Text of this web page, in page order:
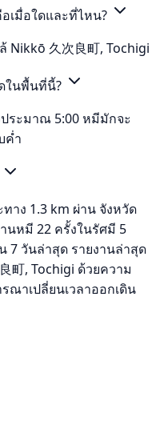
เมื่อใดและที่ไหน?
Nikkō 久次良町, Tochigi
ในพื้นที่นี้?
ระมาณ 5:00 หมีมักจะ
ค่ำ
าง 1.3 km ผ่าน จังหวัด
นหมี 22 ครั้งในรัศมี 5
7 วันล่าสุด รายงานล่าสุด
町, Tochigi ด้วยความ
ณาเปลี่ยนเวลาออกเดิน